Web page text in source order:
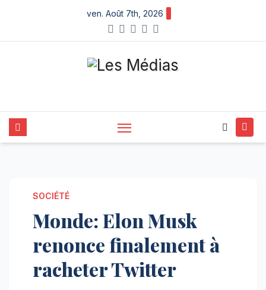
content
ven. Août 7th, 2026
SOCIÉTÉ
Monde: Elon Musk
renonce finalement à
racheter Twitter